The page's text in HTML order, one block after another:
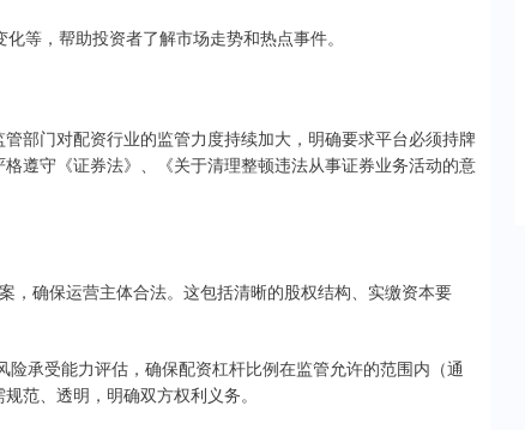
等，帮助投资者了解市场走势和热点事件。
部门对配资行业的监管力度持续加大，明确要求平台必须持牌
遵守《证券法》、《关于清理整顿违法从事证券业务活动的意
，确保运营主体合法。这包括清晰的股权结构、实缴资本要
承受能力评估，确保配资杠杆比例在监管允许的范围内（通
范、透明，明确双方权利义务。